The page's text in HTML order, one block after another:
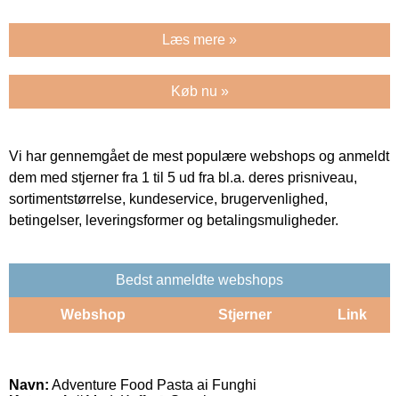
Læs mere »
Køb nu »
Vi har gennemgået de mest populære webshops og anmeldt
dem med stjerner fra 1 til 5 ud fra bl.a. deres prisniveau,
sortimentstørrelse, kundeservice, brugervenlighed,
betingelser, leveringsformer og betalingsmuligheder.
Bedst anmeldte webshops
Webshop Stjerner Link
Navn: Adventure Food Pasta ai Funghi